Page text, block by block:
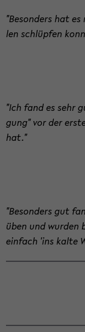
"Be­son­ders hat
len schlüp­fen
"Ich fand es sehr
gung" vor der
hat."
"Be­son­ders gut
üben und wur­den
ein­fach 'ins kalte